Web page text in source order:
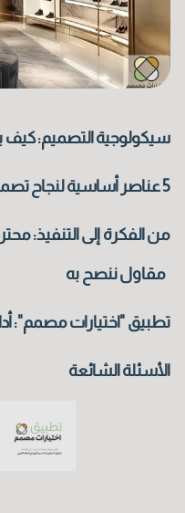
الاسم الأول
سيكولوجية التصميم: كيف
5 عناصر أساسية لنجاح تصميم محلك
من الفكرة إلى التنفيذ:
مقاول ننصح به
تطبيق "اختيارات مصمم":
الأسئلة الشائعة